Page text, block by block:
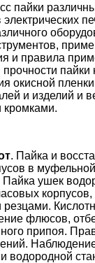
пайки
и правила
пайки
окисной
и изделий и
. Пайка и
в
ушек
флюсов,
припоя.
водородной